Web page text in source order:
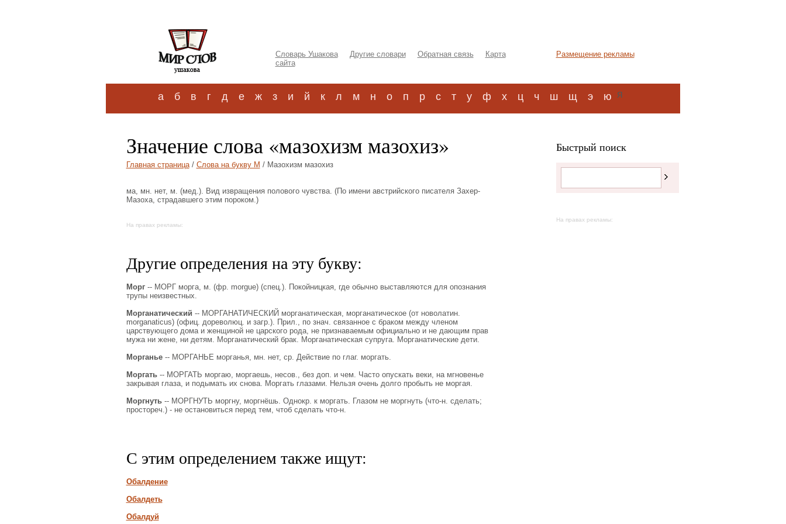
Словарь Ушакова Другие словари Обратная связь
Карта
сайта
Размещение рекламы
а б в г д е ж з и й к л м н о п р с т у ф х ц ч ш щ э ю я
Значение слова «мазохизм мазохиз»
Главная страница/ Слова на букву М / Мазохизм мазохиз
ма, мн. нет, м. (мед.). Вид извращения полового чувства. (По имени австрийского писателя Захер-
Мазоха, страдавшего этим пороком.)
На правах рекламы:
Другие определения на эту букву:
Морг-- МОРГ морга, м. (фр. morgue) (спец.). Покойницкая, где обычно выставляются для опознания
трупы неизвестных.
Морганатический -- МОРГАНАТИЧЕСКИЙ морганатическая, морганатическое (от новолатин.
morganaticus) (офиц. дореволюц. и загр.). Прил., по знач. связанное с браком между членом
царствующего дома и женщиной не царского рода, не признаваемым официально и не дающим прав
мужа ни жене, ни детям. Морганатический брак. Морганатическая супруга. Морганатические дети.
Морганье-- МОРГАНЬЕ морганья, мн. нет, ср. Действие по глаг. моргать.
Моргать-- МОРГАТЬ моргаю, моргаешь, несов., без доп. и чем. Часто опускать веки, на мгновенье
закрывая глаза, и подымать их снова. Моргать глазами. Нельзя очень долго пробыть не моргая.
Моргнуть-- МОРГНУТЬ моргну, моргнёшь. Однокр. к моргать. Глазом не моргнуть (что-н. сделать;
простореч.) - не остановиться перед тем, чтоб сделать что-н.
С этим определением также ищут:
Обалдение
Обалдеть
Обалдуй
Быстрый поиск
На правах рекламы: